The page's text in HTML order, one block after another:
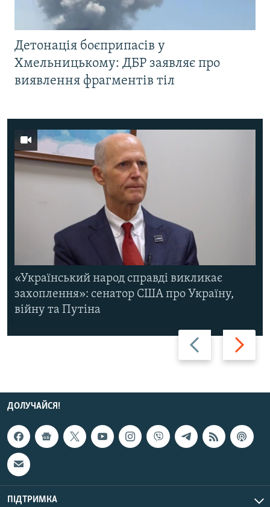
Детонація боєприпасів у
Хмельницькому: ДБР заявляє про
виявлення фрагментів тіл
Назад Вперед
«Український народ справді викликає
захоплення»: сенатор США про Україну,
війну та Путіна
ДОЛУЧАЙСЯ!
ПІДТРИМКА